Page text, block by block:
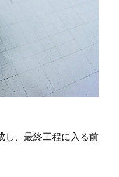
し、最終工程に入る前